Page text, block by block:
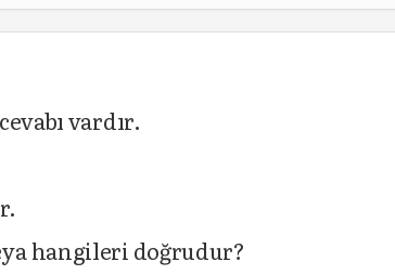
vardır.
hangileri doğrudur?